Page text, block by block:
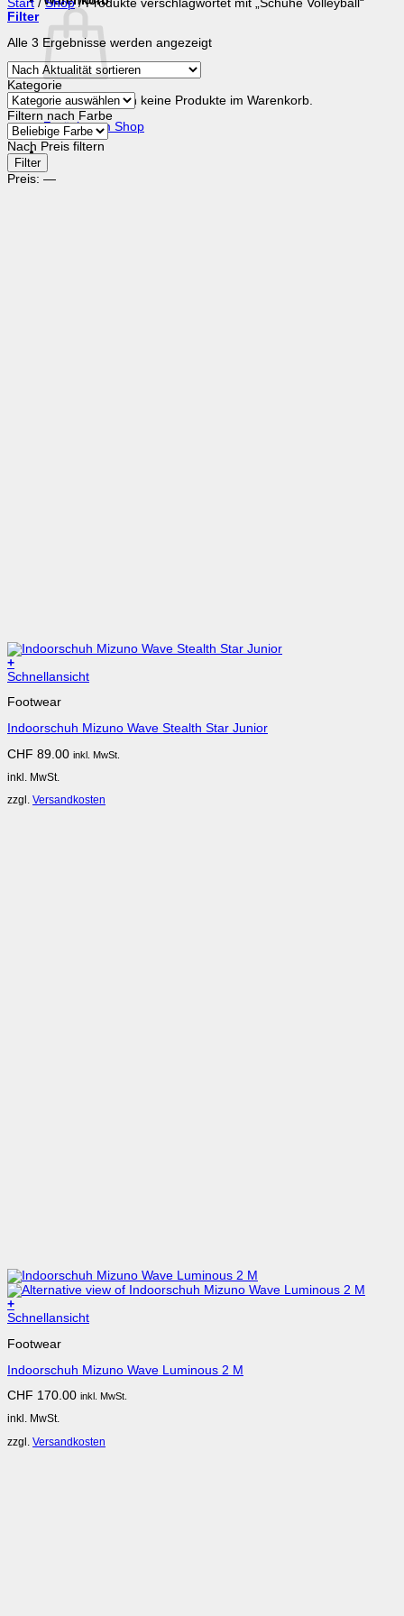
Es befinden sich keine Produkte im Warenkorb.
Zurück zum Shop
Start / Shop /Produkte verschlagwortet mit „Schuhe Volleyball“
Filter
Alle 3 Ergebnisse werden angezeigtNach
Kategorie
Filtern nach Farbe
Nach Preis filtern
Min.
Preis
Max.
Preis
Filter
Preis: —
+
Dieses
weist
Varianten
Die
Optionen
können
auf
Schnellansicht
Footwear
Indoorschuh Mizuno Wave Stealth Star Junior
CHF 89.00 inkl. MwSt.
inkl. MwSt.
zzgl. Versandkosten
+
Dieses
weist
Varianten
Die
Optionen
können
auf
Schnellansicht
Footwear
Indoorschuh Mizuno Wave Luminous 2 M
CHF 170.00 inkl. MwSt.
inkl. MwSt.
zzgl. Versandkosten